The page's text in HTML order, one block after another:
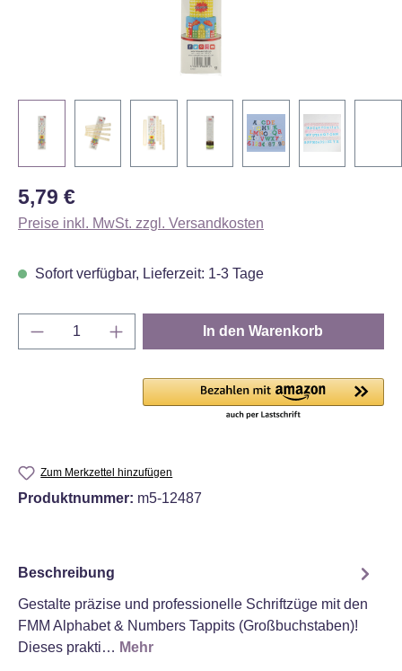
Regulärer Preis:
5,79 €
Preise inkl. MwSt. zzgl. Versandkosten
Sofort verfügbar, Lieferzeit: 1-3 Tage
Produkt Anzahl: Gib den gewünschten
In den Warenkorb
Zum Merkzettel hinzufügen
Produktnummer: m5-12487
Beschreibung
Gestalte präzise und professionelle Schriftzüge mit den
FMM Alphabet & Numbers Tappits (Großbuchstaben)!
Dieses prakti… Mehr